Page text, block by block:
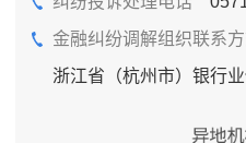
金融纠纷调解组织联系
浙江省（杭州市）银行